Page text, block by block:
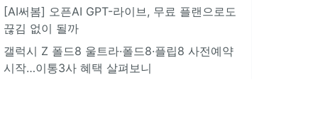
[AI써봄] 오픈AI GPT-라이브, 무료 플랜으로도
끊김 없이 될까
갤럭시 Z 폴드8 울트라·폴드8·플립8 사전예약
시작…이통3사 혜택 살펴보니